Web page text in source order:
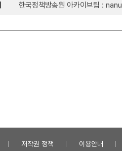
한국정책방송원 아카이브팀 :
저작권 정책 이용안내